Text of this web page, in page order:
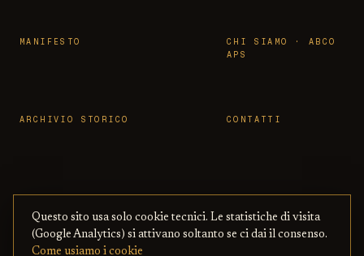
MANIFESTO
CHI SIAMO · ABCO
APS
ARCHIVIO STORICO CONTATTI
© 2026 OSSERVATORIO BBCC ·
ASSOCIAZIONE ABCO APS— CON BENI
CULTURALI ONLINE
PRIVACY
·COOKIE·
Questo sito usa solo cookie tecnici. Le statistiche di visita
(Google Analytics) si attivano soltanto se ci dai il consenso.
Come usiamo i cookie